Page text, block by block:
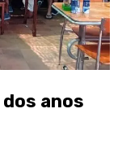
anos